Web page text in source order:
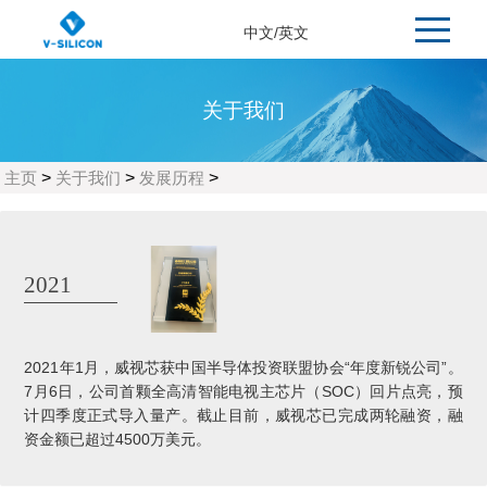
中文/英文
关于我们
主页 > 关于我们 > 发展历程 >
2021
2021年1月，威视芯获中国半导体投资联盟协会“年度新锐公司”。
7月6日，公司首颗全高清智能电视主芯片（SOC）回片点亮，预
计四季度正式导入量产。截止目前，威视芯已完成两轮融资，融
资金额已超过4500万美元。